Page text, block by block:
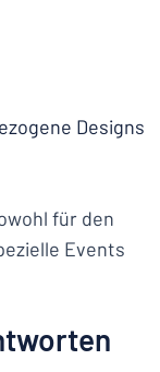
Designs
für den
Events